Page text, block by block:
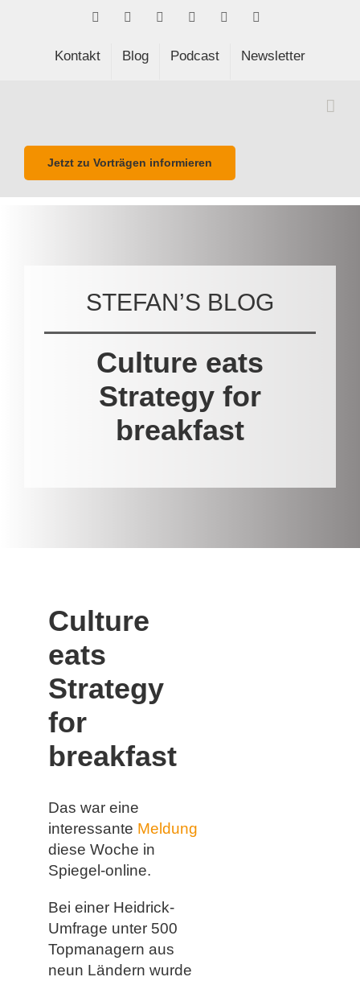
FacebookLinkedIn Spotify
Kontakt Blog Podcast Newsletter
Jetzt zu Vorträgen informieren
STEFAN’S BLOG
Culture eats
Strategy for
breakfast
Culture
eats
Strategy
for
breakfast
Das war eine
interessante Meldung
diese Woche in
Spiegel-online.
Bei einer Heidrick-
Umfrage unter 500
Topmanagern aus
neun Ländern wurde